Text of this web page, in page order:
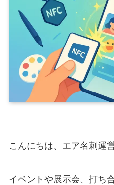
こんにちは、エア名刺運
イベントや展示会、打ち